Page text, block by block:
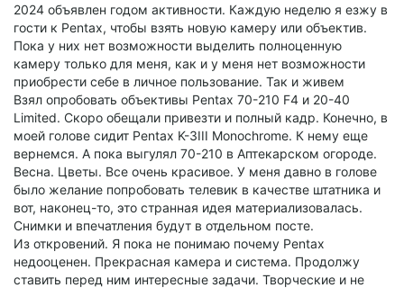
2024 объявлен годом активности. Каждую неделю я езжу в
гости к Pentax, чтобы взять новую камеру или объектив.
Пока у них нет возможности выделить полноценную
камеру только для меня, как и у меня нет возможности
приобрести себе в личное пользование. Так и живем
Взял опробовать объективы Pentax 70-210 F4 и 20-40
Limited. Скоро обещали привезти и полный кадр. Конечно, в
моей голове сидит Pentax K-3III Monochrome. К нему еще
вернемся. А пока выгулял 70-210 в Аптекарском огороде.
Весна. Цветы. Все очень красивое. У меня давно в голове
было желание попробовать телевик в качестве штатника и
вот, наконец-то, это странная идея материализовалась.
Снимки и впечатления будут в отдельном посте.
Из откровений. Я пока не понимаю почему Pentax
недооценен. Прекрасная камера и система. Продолжу
ставить перед ним интересные задачи. Творческие и не